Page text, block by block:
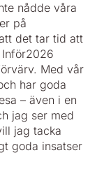
nådde våra
på
det tar tid att
Med vår
har goda
– även i en
jag ser med
jag tacka
goda insatser